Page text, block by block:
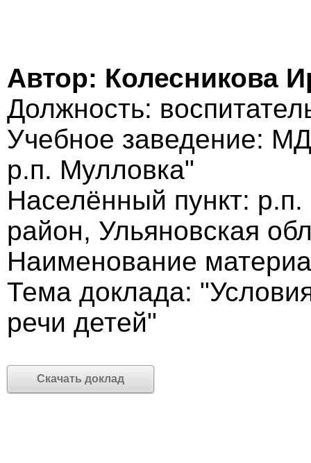
Автор: Колесникова
Должность:
Учебное заведение:
р.п. Мулловка"
Населённый пункт:
район, Ульяновская
Наименование
Тема доклада:
речи детей"
Скачать доклад